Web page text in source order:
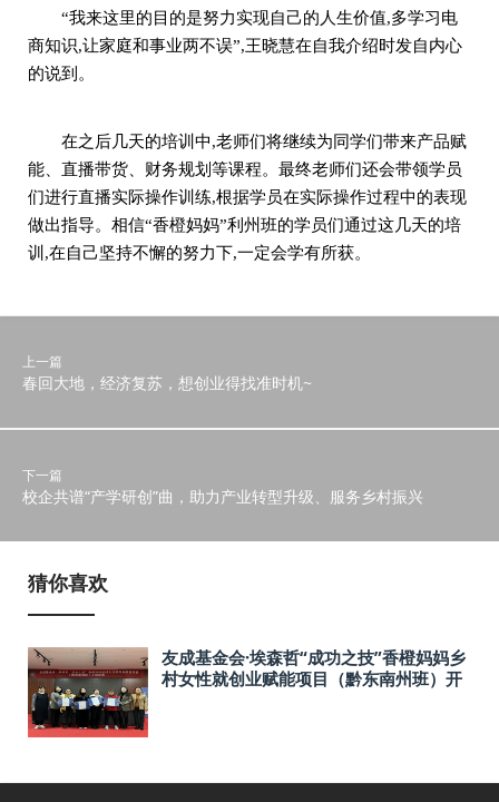
“我来这里的目的是努力实现自己的人生价值,多学习电
商知识,让家庭和事业两不误”,王晓慧在自我介绍时发自内心
的说到。
在之后几天的培训中,老师们将继续为同学们带来产品赋
能、直播带货、财务规划等课程。最终老师们还会带领学员
们进行直播实际操作训练,根据学员在实际操作过程中的表现
做出指导。相信“香橙妈妈”利州班的学员们通过这几天的培
训,在自己坚持不懈的努力下,一定会学有所获。
上一篇
春回大地，经济复苏，想创业得找准时机~
下一篇
​校企共谱“产学研创”曲，助力产业转型升级、服务乡村振兴
猜你喜欢
友成基金会·埃森哲“成功之技”香橙妈妈乡
村女性就创业赋能项目（黔东南州班）开